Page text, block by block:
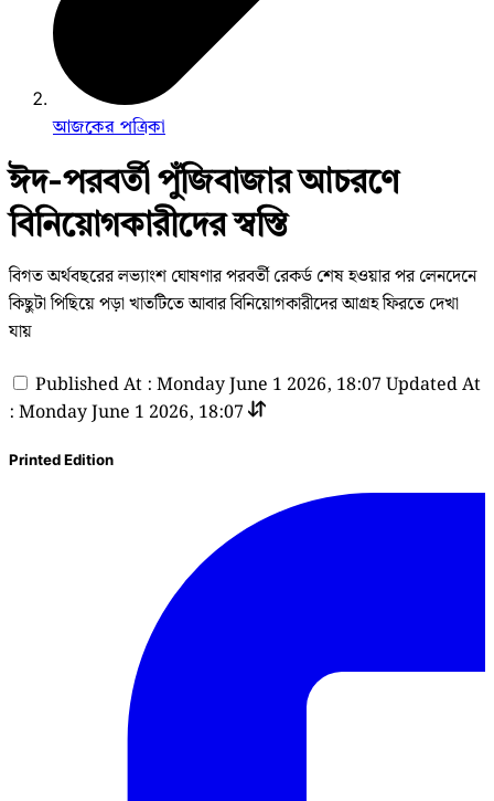
আজকের পত্রিকা
ঈদ-পরবর্তী পুঁজিবাজার আচরণে
বিনিয়োগকারীদের স্বস্তি
বিগত অর্থবছরের লভ্যাংশ ঘোষণার পরবর্তী রেকর্ড শেষ হওয়ার পর লেনদেনে
কিছুটা পিছিয়ে পড়া খাতটিতে আবার বিনিয়োগকারীদের আগ্রহ ফিরতে দেখা
যায়
Published At : Monday June 1 2026, 18:07 Updated At
: Monday June 1 2026, 18:07
Printed Edition